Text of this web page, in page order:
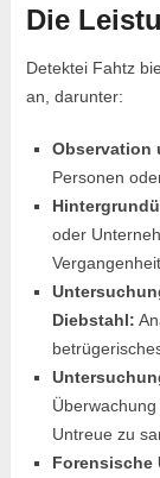
Die
Detektei Fahtz
an, darunter:
Observation
Personen
oder
Diebstahl:
Untreue zu
Forensische